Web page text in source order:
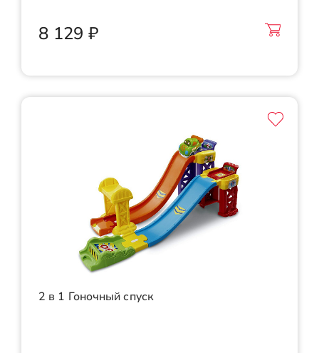
8 129 ₽
2 в 1 Гоночный спуск